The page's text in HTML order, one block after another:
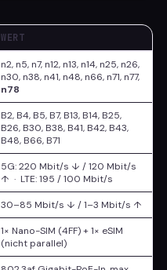
WERT
n2, n5, n7, n12, n13, n14, n25, n26,
n30, n38, n41, n48, n66, n71, n77,
n78
B2, B4, B5, B7, B13, B14, B25,
B26, B30, B38, B41, B42, B43,
B48, B66, B71
5G: 220 Mbit/s ↓ / 120 Mbit/s
↑ · LTE: 195 / 100 Mbit/s
30–85 Mbit/s ↓ / 1–3 Mbit/s ↑
1× Nano-SIM (4FF) + 1× eSIM
(nicht parallel)